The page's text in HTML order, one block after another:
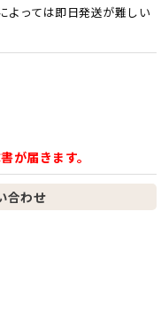
よっては即日発送が難しい
が届きます。
合わせ